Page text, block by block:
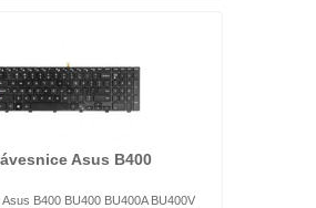
Asus B400
B400 BU400 BU400A BU400V